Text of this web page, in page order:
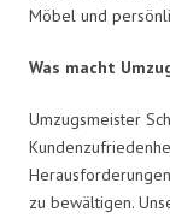
Möbel und
Was macht
Umzugsmeister
zu bewältigen.